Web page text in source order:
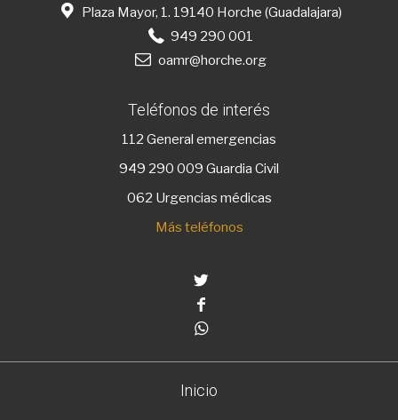
Plaza Mayor, 1. 19140 Horche (Guadalajara)
949 290 001
oamr@horche.org
Teléfonos de interés
112 General emergencias
949 290 009 Guardia Civil
062 Urgencias médicas
Más teléfonos
Inicio